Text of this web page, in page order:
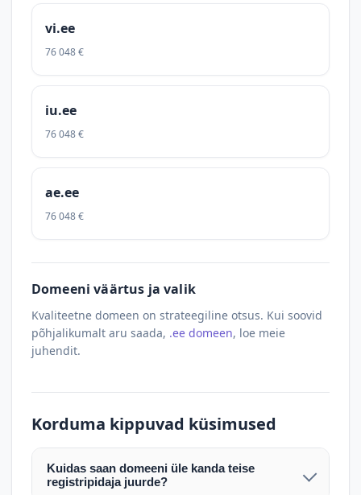
vi.ee
76 048 €
iu.ee
76 048 €
ae.ee
76 048 €
Domeeni väärtus ja valik
Kvaliteetne domeen on strateegiline otsus. Kui soovid
põhjalikumalt aru saada, .ee domeen, loe meie
juhendit.
Korduma kippuvad küsimused
Kuidas saan domeeni üle kanda teise
registripidaja juurde?